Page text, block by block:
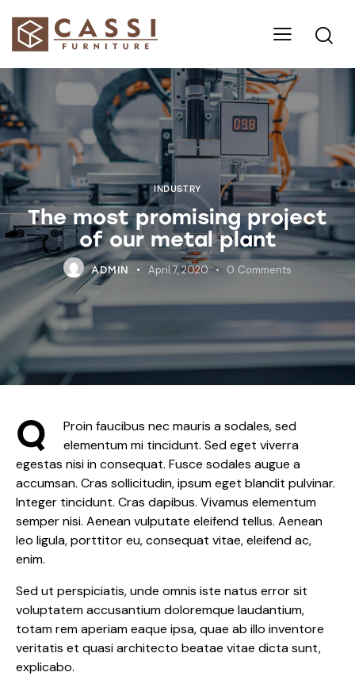
INDUSTRY
The most promising project
of our metal plant
ADMIN April 7, 2020 0 Comments
Q
Proin faucibus nec mauris a sodales, sed
elementum mi tincidunt. Sed eget viverra
egestas nisi in consequat. Fusce sodales augue a
accumsan. Cras sollicitudin, ipsum eget blandit pulvinar.
Integer tincidunt. Cras dapibus. Vivamus elementum
semper nisi. Aenean vulputate eleifend tellus. Aenean
leo ligula, porttitor eu, consequat vitae, eleifend ac,
enim.
Sed ut perspiciatis, unde omnis iste natus error sit
voluptatem accusantium doloremque laudantium,
totam rem aperiam eaque ipsa, quae ab illo inventore
veritatis et quasi architecto beatae vitae dicta sunt,
explicabo.